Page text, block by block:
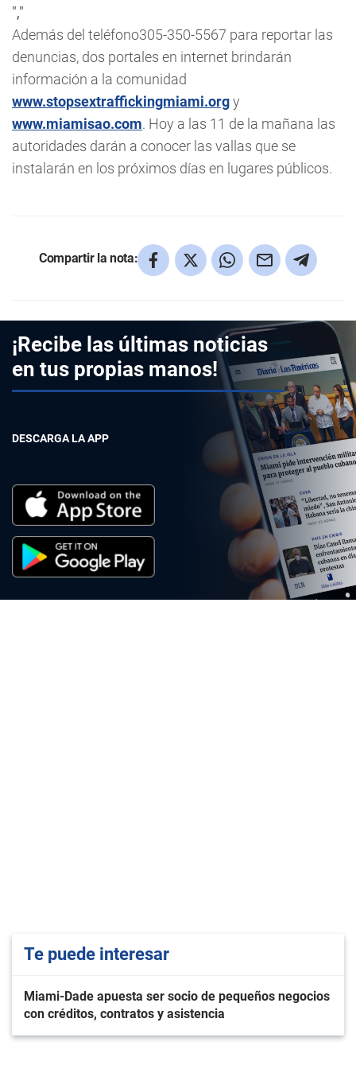
","
Además del teléfono305-350-5567 para reportar las
denuncias, dos portales en internet brindarán
información a la comunidad
www.stopsextraffickingmiami.orgy
www.miamisao.com. Hoy a las 11 de la mañana las
autoridades darán a conocer las vallas que se
instalarán en los próximos días en lugares públicos.
Compartir la nota:
¡Recibe las últimas noticias
en tus propias manos!
DESCARGA LA APP
Te puede interesar
Miami-Dade apuesta ser socio de pequeños negocios
con créditos, contratos y asistencia